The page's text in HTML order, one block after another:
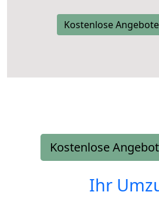
Kostenlose
Kostenlose
Ihr